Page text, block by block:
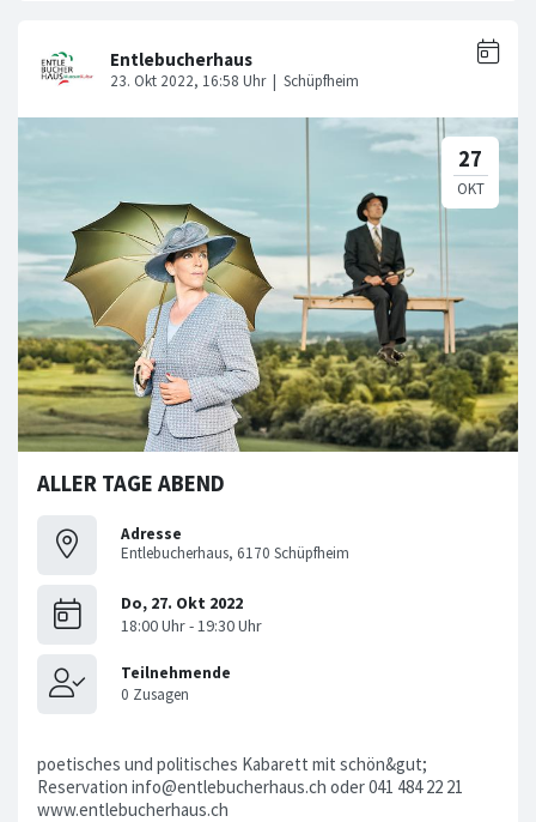
ALLER TAGE ABEND
Adresse
Entlebucherhaus, 6170 Schüpfheim
poetisches und politisches Kabarett mit schön&gut;
Reservation info@entlebucherhaus.ch oder 041 484 22 21
www.entlebucherhaus.ch